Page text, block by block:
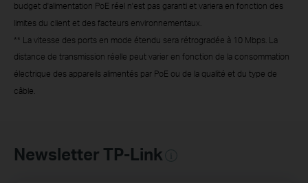
budget d'alimentation PoE réel n'est pas garanti et variera en fonction des
limites du client et des facteurs environnementaux.
** La vitesse des ports en mode étendu sera rétrogradée à 10 Mbps. La
distance de transmission réelle peut varier en fonction de la consommation
électrique des appareils alimentés par PoE ou de la qualité et du type de
câble.
Newsletter TP-Link